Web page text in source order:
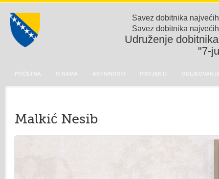
Savez dobitnika
Savez dobitnika
Udruženje
"7-
POČETNA O NAMA AKTIVNOSTI PROJEKTI
Malkić Nesib